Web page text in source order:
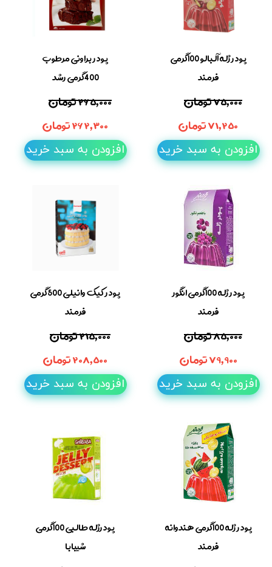
پودر ژله آلبالو 100گرمی
فرمند
۷۵,۰۰۰ تومان
۷۱,۲۵۰ تومان
افزودن به سبد خرید
پودر براونی مرطوب
400گرمی رشد
۲۶۵,۰۰۰ تومان
۲۶۲,۳۰۰ تومان
افزودن به سبد خرید
پودر ژله 100گرمی انگور
فرمند
۸۵,۰۰۰ تومان
۷۹,۹۰۰ تومان
افزودن به سبد خرید
پودر کیک وانیلی 500گرمی
فرمند
۲۱۵,۰۰۰ تومان
۲۰۸,۵۰۰ تومان
افزودن به سبد خرید
پودر ژله 100گرمی هندوانه
فرمند
پودرژله طالبی 100گرمی
شیبابا